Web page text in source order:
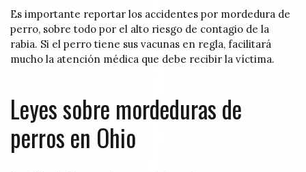
Es importante reportar los accidentes por mordedura de
perro, sobre todo por el alto riesgo de contagio de la
rabia. Si el perro tiene sus vacunas en regla, facilitará
mucho la atención médica que debe recibir la víctima.
Leyes sobre mordeduras de
perros en Ohio